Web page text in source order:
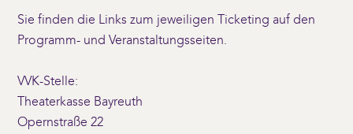
Sie finden die Links zum jeweiligen Ticketing auf den
Programm- und Veranstaltungsseiten.
VVK-Stelle:
Theaterkasse Bayreuth
Opernstraße 22